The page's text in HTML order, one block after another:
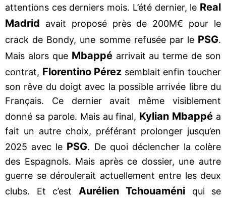
attentions ces derniers mois. L’été dernier, le Real
Madrid avait proposé près de 200M€ pour le
crack de Bondy, une somme refusée par le PSG.
Mais alors que Mbappéarrivait au terme de son
contrat, Florentino Pérez semblait enfin toucher
son rêve du doigt avec la possible arrivée libre du
Français. Ce dernier avait même visiblement
donné sa parole. Mais au final, Kylian Mbappé a
fait un autre choix, préférant prolonger jusqu’en
2025 avec le PSG. De quoi déclencher la colère
des Espagnols. Mais après ce dossier, une autre
guerre se déroulerait actuellement entre les deux
clubs. Et c’est Aurélien Tchouaméni qui se